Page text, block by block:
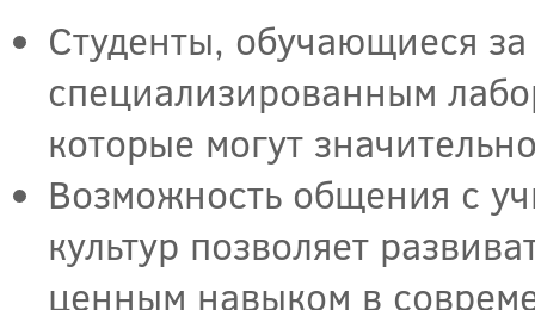
Студенты, обучающиеся
специализированным
которые могут
Возможность общения с
культур позволяет
ценным навыком в